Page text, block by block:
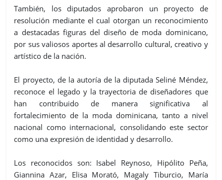
También, los diputados aprobaron un proyecto de
resolución mediante el cual otorgan un reconocimiento
a destacadas figuras del diseño de moda dominicano,
por sus valiosos aportes al desarrollo cultural, creativo y
artístico de la nación.
El proyecto, de la autoría de la diputada Seliné Méndez,
reconoce el legado y la trayectoria de diseñadores que
han contribuido de manera significativa al
fortalecimiento de la moda dominicana, tanto a nivel
nacional como internacional, consolidando este sector
como una expresión de identidad y desarrollo.
Los reconocidos son: Isabel Reynoso, Hipólito Peña,
Giannina Azar, Elisa Morató, Magaly Tiburcio, María